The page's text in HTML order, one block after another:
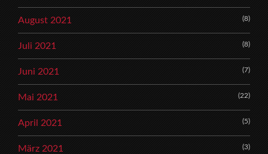
August 2021 (8)
Juli 2021 (8)
Juni 2021 (7)
Mai 2021 (22)
April 2021 (5)
März 2021 (3)